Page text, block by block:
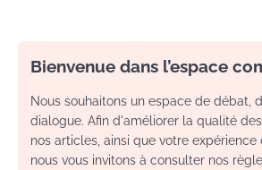
Bienvenue dans l’espace
Nous souhaitons un espace de débat,
dialogue. Afin d'améliorer la qualité
nos articles, ainsi que votre expérience
nous vous invitons à consulter nos